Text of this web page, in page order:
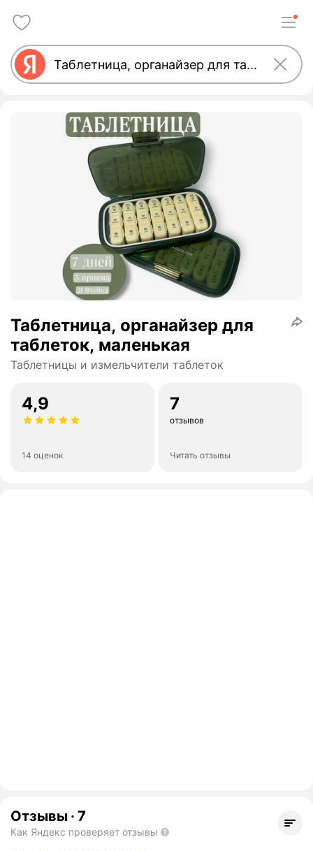
Таблетница, органайзер для
таблеток, маленькая
Таблетницы и измельчители таблеток
4,9
14 оценок
7
отзывов
Читать отзывы
Отзывы · 7
Как Яндекс проверяет отзывы